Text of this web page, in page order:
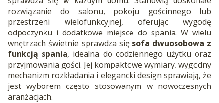
rozwiązanie do salonu, pokoju gościnnego lub
przestrzeni wielofunkcyjnej, oferując wygodę
odpoczynku i dodatkowe miejsce do spania. W wielu
wnętrzach świetnie sprawdza się sofa dwuosobowa z
funkcją spania, idealna do codziennego użytku oraz
przyjmowania gości. Jej kompaktowe wymiary, wygodny
mechanizm rozkładania i elegancki design sprawiają, że
jest wyborem często stosowanym w nowoczesnych
aranżacjach.